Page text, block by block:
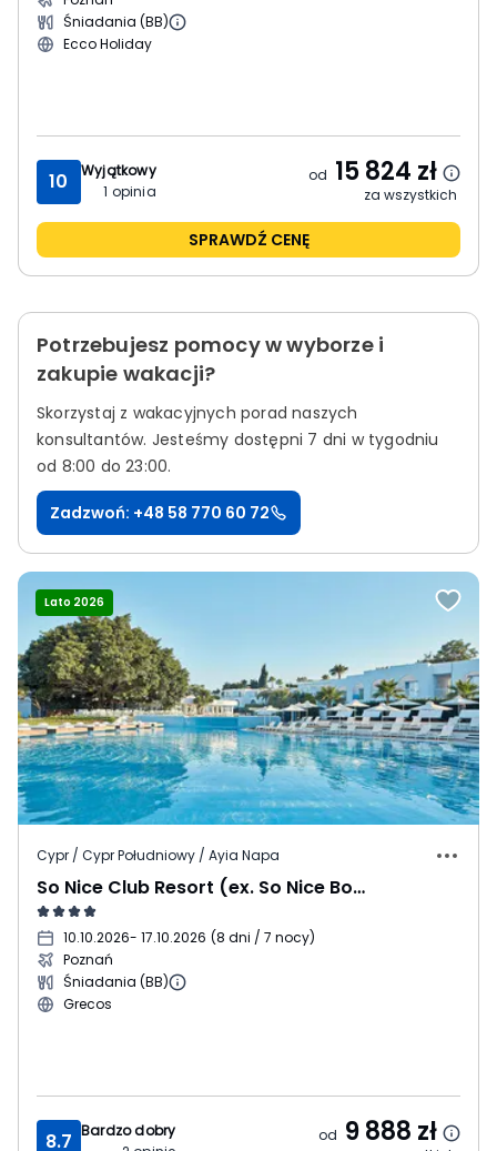
Śniadania (BB)
Ecco Holiday
10
Wyjątkowy
1 opinia
od 15 824 zł
za wszystkich
SPRAWDŹ CENĘ
Potrzebujesz pomocy w wyborze i
zakupie wakacji?
Skorzystaj z wakacyjnych porad naszych
konsultantów. Jesteśmy dostępni 7 dni w tygodniu
od 8:00 do 23:00.
Zadzwoń: +48 58 770 60 72
Lato 2026
Cypr / Cypr Południowy / Ayia Napa
So Nice Club Resort (ex. So Nice Boutique Suites)
10.10.2026- 17.10.2026 (8 dni / 7 nocy)
Poznań
Śniadania (BB)
Grecos
8.7 Bardzo dobry
od 9 888 zł